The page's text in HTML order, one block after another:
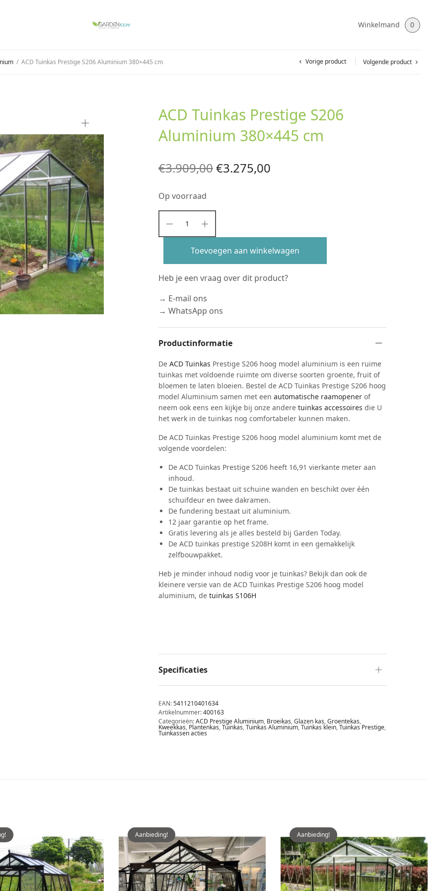
Winkelmand 0
/ ACD Tuinkas Prestige S206 Aluminium 380×445 cm Vorige product Volgende product
ACD Tuinkas Prestige S206
Aluminium 380×445 cm
€3.909,00Oorspronkelijke
€3.275,00
Op voorraad
Toevoegen aan winkelwagen
Heb je een vraag over dit product?
→ E-mail ons
→ WhatsApp ons
Productinformatie
DeACD Tuinkas Prestige S206 hoog model aluminium is een ruime
tuinkas met voldoende ruimte om diverse soorten groente, fruit of
bloemen te laten bloeien. Bestel de ACD Tuinkas Prestige S206 hoog
model Aluminium samen met eenautomatische raamopenerof
neem ook eens een kijkje bij onze anderetuinkas accessoires die U
het werk in de tuinkas nog comfortabeler kunnen maken.
De ACD Tuinkas Prestige S206 hoog model aluminium komt met de
volgende voordelen:
De ACD Tuinkas Prestige S206 heeft 16,91 vierkante meter aan
inhoud.
De tuinkas bestaat uit schuine wanden en beschikt over één
schuifdeur en twee dakramen.
De fundering bestaat uit aluminium.
12 jaar garantie op het frame.
Gratis levering als je alles besteld bij Garden Today.
De ACD tuinkas prestige S208H komt in een gemakkelijk
zelfbouwpakket.
Heb je minder inhoud nodig voor je tuinkas? Bekijk dan ook de
kleinere versie van de ACD Tuinkas Prestige S206 hoog model
aluminium, detuinkas S106H
Specificaties
EAN:5411210401634
Artikelnummer:400163
Categorieën:ACD Prestige Aluminium, Broeikas,Glazen kas,Groentekas,
Kweekkas, Plantenkas,Tuinkas,Tuinkas Aluminium,Tuinkas klein,Tuinkas Prestige,
Tuinkassen acties
Aanbieding! Aanbieding!